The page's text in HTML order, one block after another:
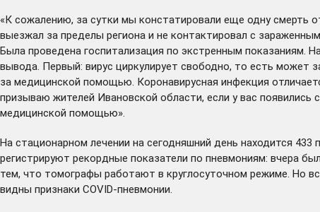
«К сожалению, за сутки мы констатировали еще одну смерть
выезжал за пределы региона и не контактировал с
Была проведена госпитализация по экстренным показаниям.
вывода. Первый: вирус циркулирует свободно, то есть может
за медицинской помощью. Коронавирусная инфекция
призываю жителей Ивановской области, если у вас
медицинской помощью».
На стационарном лечении на сегодняшний день находится
регистрируют рекордные показатели по пневмониям: вчера
тем, что томографы работают в круглосуточном режиме. Но
видны признаки COVID-пневмонии.